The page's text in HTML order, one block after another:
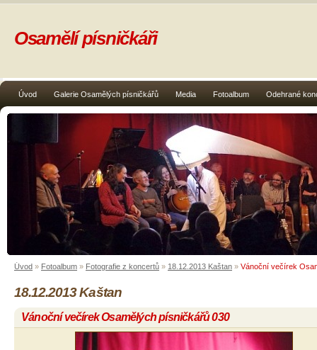
Úvod Galerie Osamělých písničkářů Media Fotoalbum Odehrané
Osamělí písničkáři
Úvod » Fotoalbum » Fotografie z koncertů » 18.12.2013 Kaštan » Vánoční večírek
18.12.2013 Kaštan
Vánoční večírek Osamělých písničkářů 030